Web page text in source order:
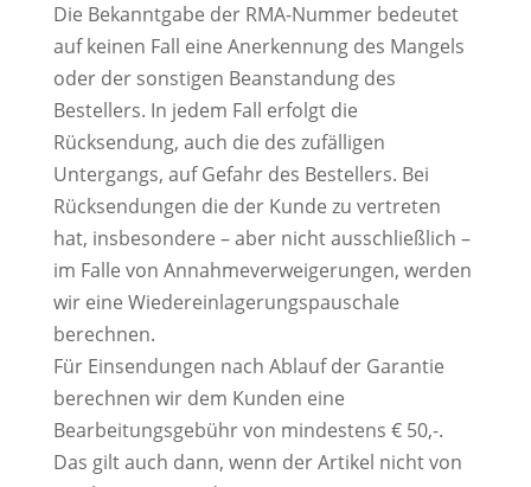
Die Bekanntgabe der RMA-Nummer bedeutet
auf keinen Fall eine Anerkennung des Mangels
oder der sonstigen Beanstandung des
Bestellers. In jedem Fall erfolgt die
Rücksendung, auch die des zufälligen
Untergangs, auf Gefahr des Bestellers. Bei
Rücksendungen die der Kunde zu vertreten
hat, insbesondere – aber nicht ausschließlich –
im Falle von Annahmeverweigerungen, werden
wir eine Wiedereinlagerungspauschale
berechnen.
Für Einsendungen nach Ablauf der Garantie
berechnen wir dem Kunden eine
Bearbeitungsgebühr von mindestens € 50,-.
Das gilt auch dann, wenn der Artikel nicht von